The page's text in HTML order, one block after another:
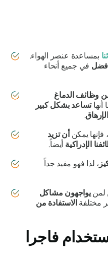
بمساعدة عنصر الهواء.
في جميع أنحاء
وظائف الدماغ
تساعد بشكل كبير
.
يمكنأن تزيد
الإدراكيةأيضاً.
، لذا فهو مفيد جداً
يواجهون مشاكل
مختلفةالاستفادة من
فاجرا